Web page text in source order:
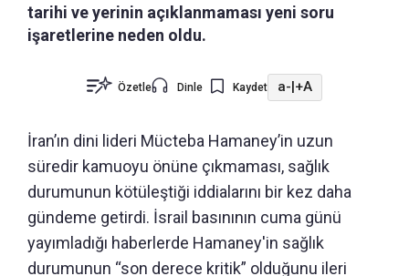
tarihi ve yerinin açıklanmaması yeni soru
işaretlerine neden oldu.
Özetle Dinle Kaydet a-|+A
İran’ın dini lideri Mücteba Hamaney’in uzun
süredir kamuoyu önüne çıkmaması, sağlık
durumunun kötüleştiği iddialarını bir kez daha
gündeme getirdi. İsrail basınının cuma günü
yayımladığı haberlerde Hamaney'in sağlık
durumunun “son derece kritik” olduğunu ileri